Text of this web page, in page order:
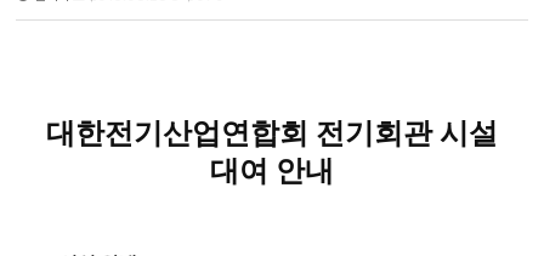
대한전기산업연합회 전기회관 시설
대여 안내